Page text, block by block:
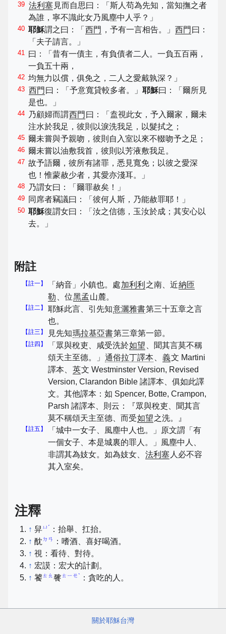
39 法利塞 見而自思曰：「斯人苟為先知，當知撫之者
為誰，寧不識此女乃風塵中人乎？」
40 耶穌謂之曰：「 西門 ，予有一言相告。」 西門 曰：
「夫子請言。」
41 曰：「昔有一債主，有負債者二人。一負五百兩，
一負五十兩，
42 均無力以償，俱免之，二人之愛戴孰深？」
43 西門 曰：「予意寬貸較多者。」耶穌曰：「爾所見
是也。」
44 乃顧婦而謂西門 曰：「盍視此女，予入爾家，爾未
注水於我足，彼則以淚洗我足，以髮拭之；
45 爾未嘗與予親吻，彼則自入室以來不輟吻予之足；
46 爾未嘗以油敷我首，彼則以芳液敷我足。
47 故予語爾，彼所有諸罪，悉見寬免；以彼之愛深
也！惟蒙赦少者，其愛亦淺耳。」
48 乃謂女曰：「爾罪赦矣！」
49 同席者竊議曰：「彼何人斯，乃能赦罪耶！」
50 耶穌復謂女曰：「汝之信德，玉汝於成；其安心以
去。」
附註
【註一】 「納音」小鎮也。處加利利 之南、近納匝
勒 、位黑孟山麓。
【註二】 耶穌此言、引先知意灑雅書第三十五章之言
也。
【註三】 見先知瑪拉基亞書第三章第一節。
【註四】 「眾與稅吏、咸受洗於如望 、聞其言莫不稱
頌天主至德。」 通俗拉丁譯本 、 義文 Martini
譯本、 英文 Westminster Version, Revised
Version, Clarandon Bible 諸譯本、俱如此譯
文。其他譯本：如 Spencer, Botte, Crampon,
Parsh 諸譯本、則云：『眾與稅吏、聞其言
莫不稱頌天主至德、而受如望之洗。』
【註五】
「城中一女子、風塵中人也。」原文謂「有
一個女子、本是城裏的罪人。」風塵中人、
非謂其為妓女。如為妓女、 法利塞 人必不容
其入室矣。
注釋
↑ 舁ㄩˊ
：抬舉、扛抬。
↑ 酖 ㄉㄢ
：嗜酒、喜好喝酒。
↑ 視：看待、對待。
↑ 宏謨：宏大的計劃。
↑ 饕ㄊㄠ 餮ㄊㄧㄝˋ ：貪吃的人。
關於耶穌台灣